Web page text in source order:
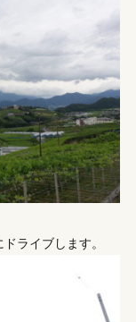
ライブします。